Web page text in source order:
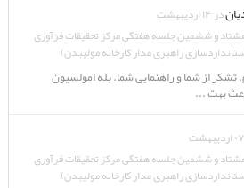
در ۱۴ اردیبهشت
و ششمین جلسه هفتگی مرکز تحقیقات فرآوری
راهبری مدار کارخانه مولیبدن)
تشکر از شما و راهنمایی شما. بله امولسیون
بهت ...
و ششمین جلسه هفتگی مرکز تحقیقات فرآوری
راهبری مدار کارخانه مولیبدن)